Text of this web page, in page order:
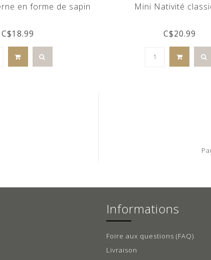
en forme de sapin
C$18.99
Mini Nativité
C$20.99
Informations
Foire aux questions (FAQ)
Livraison